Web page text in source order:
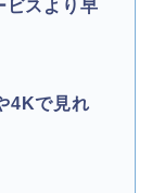
スより早
4Kで見れ